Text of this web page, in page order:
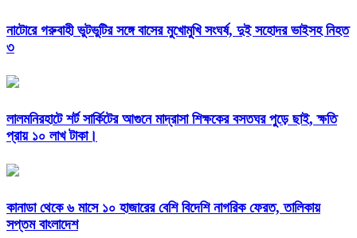
নাটোরে গরুবাহী ভুটভুটির সঙ্গে বাসের মুখোমুখি সংঘর্ষ, দুই সহোদর ভাইসহ নিহত
৩
লালমনিরহাটে শর্ট সার্কিটের আগুনে মাদ্রাসা শিক্ষকের বসতঘর পুড়ে ছাই, ক্ষতি
প্রায় ১০ লাখ টাকা।
কানাডা থেকে ৬ মাসে ১০ হাজারের বেশি বিদেশি নাগরিক ফেরত, তালিকায়
সপ্তম বাংলাদেশ